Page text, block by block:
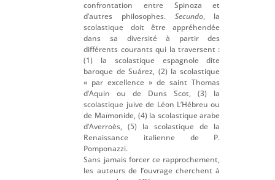
confrontation entre Spinoza et
d’autres philosophes. Secundo, la
scolastique doit être appréhendée
dans sa diversité à partir des
différents courants qui la traversent :
(1) la scolastique espagnole dite
baroque de Suárez, (2) la scolastique
« par excellence » de saint Thomas
d’Aquin ou de Duns Scot, (3) la
scolastique juive de Léon L’Hébreu ou
de Maïmonide, (4) la scolastique arabe
d’Averroès, (5) la scolastique de la
Renaissance italienne de P.
Pomponazzi.
Sans jamais forcer ce rapprochement,
les auteurs de l’ouvrage cherchent à